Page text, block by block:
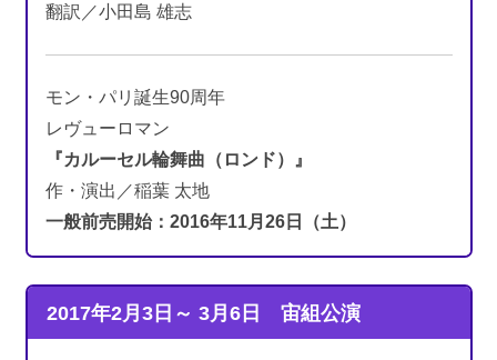
翻訳／小田島 雄志
モン・パリ誕生90周年
レヴューロマン
『カルーセル輪舞曲（ロンド）』
作・演出／稲葉 太地
一般前売開始：2016年11月26日（土）
2017年2月3日～ 3月6日宙組公演